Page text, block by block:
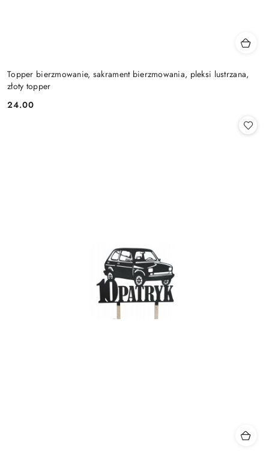
Topper bierzmowanie, sakrament bierzmowania, pleksi lustrzana,
złoty topper
Cena:
24.00